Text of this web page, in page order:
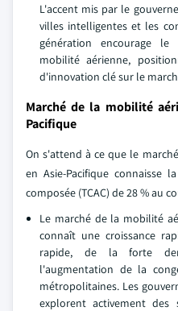
L'accent mis par le
villes intelligentes et les
génération encourage
mobilité aérienne,
d'innovation clé sur le
Marché de la mobilité
Pacifique
On s'attend à ce que le
en Asie-Pacifique connaisse
composée (TCAC) de 28 % au
Le marché de la mobilité
connaît une croissance
rapide, de la forte
l'augmentation de la
métropolitaines. Les
explorent activement